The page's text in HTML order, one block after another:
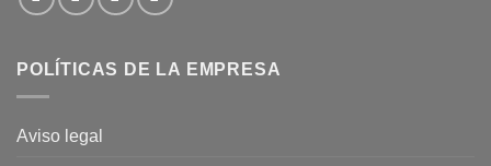
POLÍTICAS DE LA EMPRESA
Aviso legal